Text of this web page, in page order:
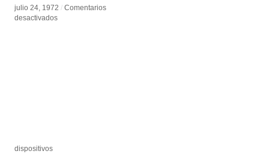
julio 24, 1972 / Comentarios
desactivadosen
julio 24, 1972 / Comentarios
desactivadosen
dispositivos
dispositivos